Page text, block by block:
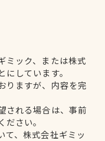
ミック、または株式
しています。
りますが、内容を完
される場合は、事前
さい。
て、株式会社ギミッ